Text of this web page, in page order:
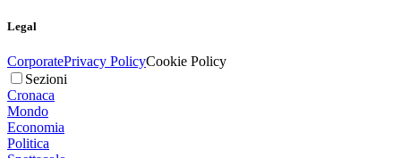
Legal
CorporatePrivacy PolicyCookie Policy
Sezioni
Cronaca
Mondo
Economia
Politica